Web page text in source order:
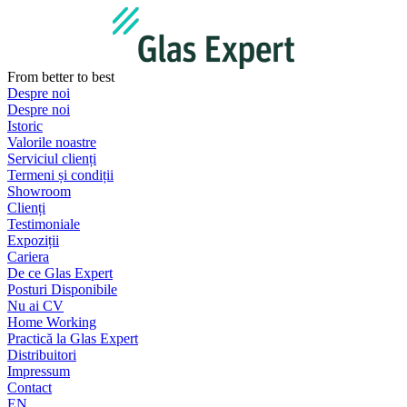
From better to best
Despre noi
Despre noi
Istoric
Valorile noastre
Serviciul clienți
Termeni și condiții
Showroom
Clienți
Testimoniale
Expoziții
Cariera
De ce Glas Expert
Posturi Disponibile
Nu ai CV
Home Working
Practică la Glas Expert
Distribuitori
Impressum
Contact
EN